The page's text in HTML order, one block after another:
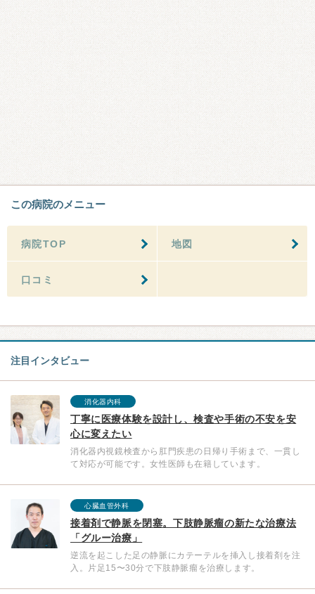
この病院のメニュー
病院TOP 地図
口コミ
注目インタビュー
消化器内科
丁寧に医療体験を設計し、検査や手術の不安を安
心に変えたい
消化器内視鏡検査から肛門疾患の日帰り手術まで、一貫し
て対応が可能です。女性医師も在籍しています。
心臓血管外科
接着剤で静脈を閉塞。下肢静脈瘤の新たな治療法
「グルー治療」
逆流を起こした足の静脈にカテーテルを挿入し接着剤を注
入。片足15〜30分で下肢静脈瘤を治療します。